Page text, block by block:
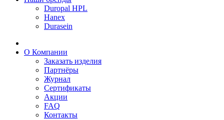
Duropal HPL
Hanex
Durasein
О Компании
Заказать изделия
Партнёры
Журнал
Cертификаты
Акции
FAQ
Контакты